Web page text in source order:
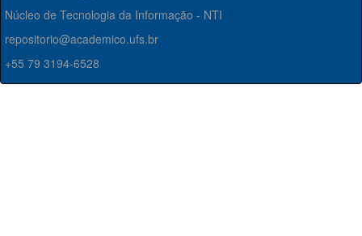
Núcleo de Tecnologia da Informação - NTI
repositorio@academico.ufs.br
+55 79 3194-6528